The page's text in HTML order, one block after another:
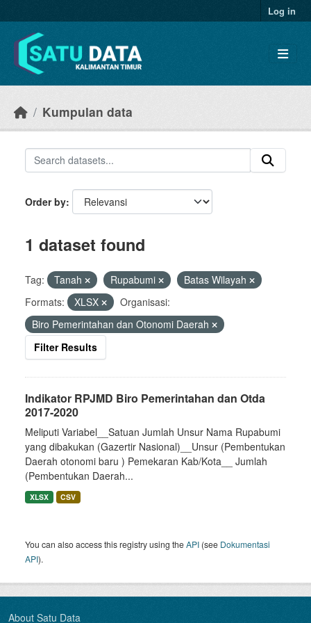
Log in
Kumpulan data
Order by
1 dataset found
Tag: Tanah Rupabumi
Batas Wilayah
Formats:
XLSX
Organisasi:
Biro Pemerintahan dan Otonomi Daerah
Filter Results
Indikator RPJMD Biro Pemerintahan dan Otda
2017-2020
Meliputi Variabel__Satuan Jumlah Unsur Nama Rupabumi
yang dibakukan (Gazertir Nasional)__Unsur (Pembentukan
Daerah otonomi baru ) Pemekaran Kab/Kota__ Jumlah
(Pembentukan Daerah...
XLSX CSV
You can also access this registry using theAPI (see Dokumentasi
API).
About Satu Data